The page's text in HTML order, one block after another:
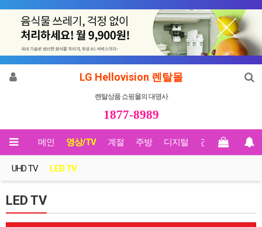
LG Hellovision 렌탈몰
렌탈상품 쇼핑몰의 대명사
1877-8989
메인 영상/TV 계절 주방 디지털 건강 Biz렌탈
UHD TV LED TV
LED TV